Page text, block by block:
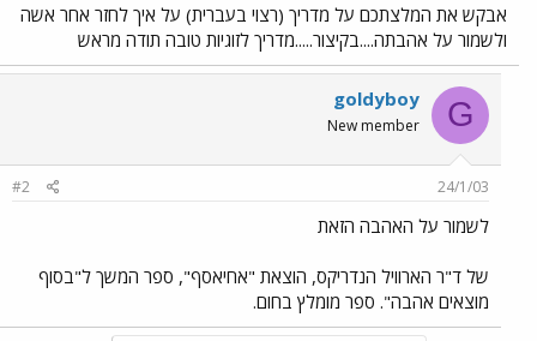
אבקש את המלצתכם על מדריך (רצוי בעברית) על איך לחזר אחר אשה
ולשמור על אהבתה....בקיצור.....מדריך לזוגיות טובה תודה מראש
G
goldyboy
New member
24/1/03
#2
לשמור על האהבה הזאת
של ד"ר הארוויל הנדריקס, הוצאת "אחיאסף", ספר המשך ל"בסוף
מוצאים אהבה". ספר מומלץ בחום.